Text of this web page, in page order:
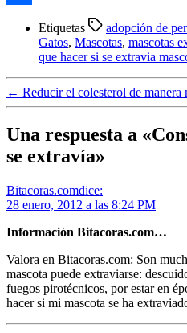
Etiquetas adopción de
Gatos, Mascotas, mascotas
que hacer si se extravia
← Reducir el colesterol de manera
Una respuesta a
se extravía»
Bitacoras.comdice:
28 enero, 2012 a las 8:24 PM
Información Bitacoras.com…
Valora en Bitacoras.com: Son
mascota puede extraviarse:
fuegos pirotécnicos, por estar en
hacer si mi mascota se ha